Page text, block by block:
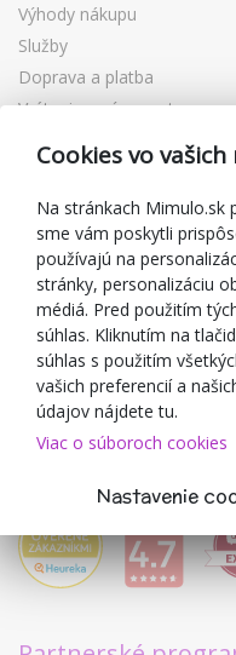
Výhody nákupu
Služby
Doprava a platba
Vrátenie a výmena tovaru
Darčekové poukážky
Zľavové kupóny
Blog
O predajcovi
Mimulo.sk
Obchodné podmienky
Ochrana osobných údajov
Kontakty
Spolupracujeme
Cookies vo
Na stránkach Mimulo.sk
sme vám poskytli
používajú na
stránky, personalizáciu
médiá. Pred použitím
súhlas. Kliknutím na
súhlas s použitím
vašich preferencií a
údajov nájdete tu.
Viac o súboroch cookies
Nastavenie